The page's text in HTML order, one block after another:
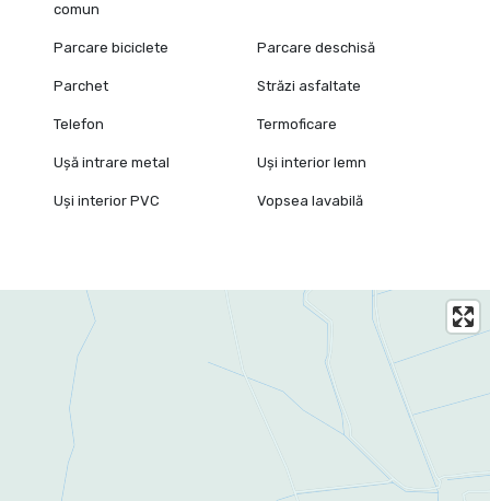
comun
Parcare biciclete Parcare deschisă
Parchet Străzi asfaltate
Telefon Termoficare
Ușă intrare metal Uși interior lemn
Uși interior PVC Vopsea lavabilă